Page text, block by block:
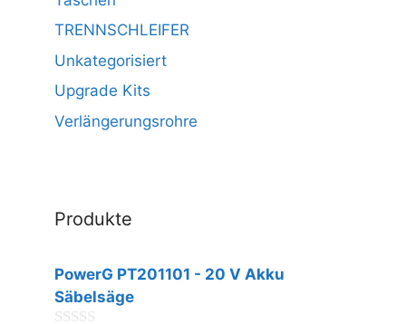
TRENNSCHLEIFER
Unkategorisiert
Upgrade Kits
Verlängerungsrohre
Produkte
PowerG PT201101 - 20 V Akku
Säbelsäge